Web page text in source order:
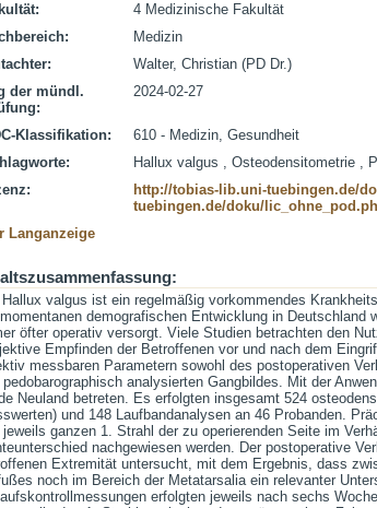
4 Medizinische Fakultät
Medizin
Walter, Christian (PD Dr.)
der mündl.
2024-02-27
Klassifikation:
610 - Medizin, Gesundheit
Hallux valgus , Osteodensitometrie ,
http://tobias-lib.uni-tuebingen.de/
tuebingen.de/doku/
Langanzeige
Hallux valgus ist ein regelmäßig vorkommendes
demografischen Entwicklung in Deutschland
öfter operativ versorgt. Viele Studien betrachten den
Empfinden der Betroffenen vor und nach dem
messbaren Parametern sowohl des postoperativen
analysierten Gangbildes. Mit der
Neuland betreten. Es erfolgten insgesamt 524
und 148 Laufbandanalysen an 46 Probanden.
jeweils ganzen 1. Strahl der zu operierenden Seite im
nachgewiesen werden. Der postoperative
Extremität untersucht, mit dem Ergebnis, dass
noch im Bereich der Metatarsalia ein relevanter
erfolgten jeweils nach sechs